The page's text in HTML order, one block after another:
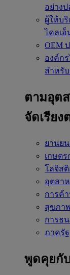
อย่าง
ผู้ให้บ
ไคลเอ็
OEM
องค์ก
สำหรับ
ตามอุต
จัดเรีย
ยานย
เกษตร
โลจิส
อุตสา
การค้
สุขภาพ
การธ
ภาครัฐ
พูดคุยกั